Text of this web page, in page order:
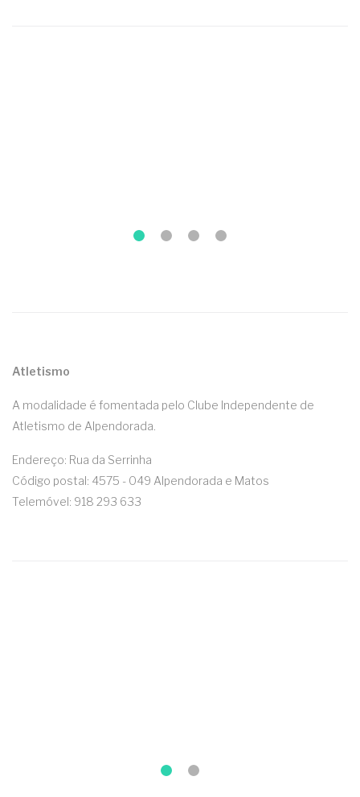
Atletismo
A modalidade é fomentada pelo Clube Independente de
Atletismo de Alpendorada.
Endereço: Rua da Serrinha
Código postal: 4575 - 049 Alpendorada e Matos
Telemóvel: 918 293 633